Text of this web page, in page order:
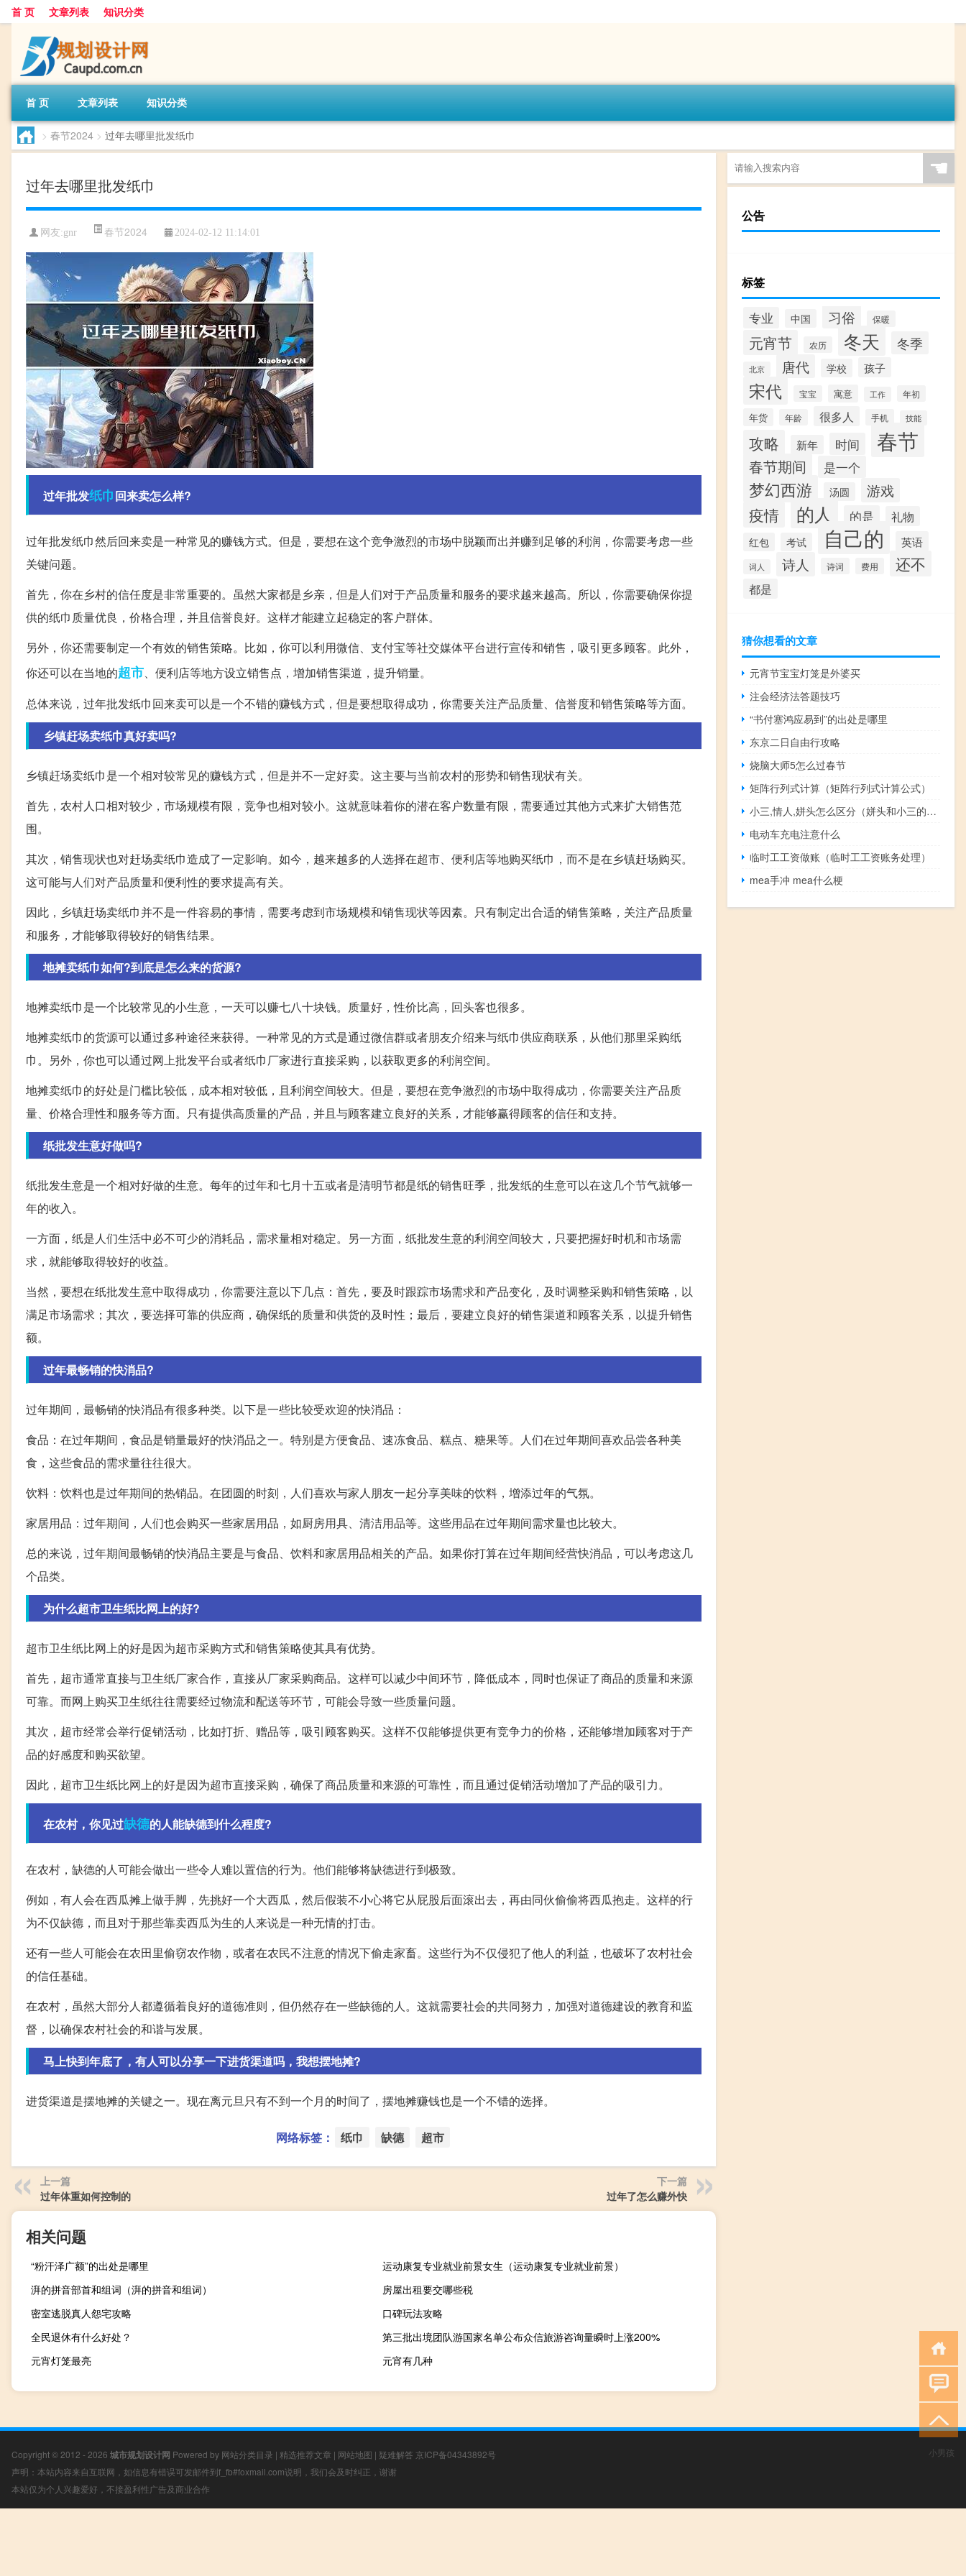
首 页 文章列表 知识分类
首 页 文章列表 知识分类
> 春节2024 > 过年去哪里批发纸巾
过年去哪里批发纸巾
网友:gnr 春节2024 2024-02-12 11:14:01
过年批发纸巾回来卖怎么样?
过年批发纸巾然后回来卖是一种常见的赚钱方式。但是，要想在这个竞争激烈的市场中脱颖而出并赚到足够的利润，你需要考虑一些
关键问题。
首先，你在乡村的信任度是非常重要的。虽然大家都是乡亲，但是人们对于产品质量和服务的要求越来越高。所以，你需要确保你提
供的纸巾质量优良，价格合理，并且信誉良好。这样才能建立起稳定的客户群体。
另外，你还需要制定一个有效的销售策略。比如，你可以利用微信、支付宝等社交媒体平台进行宣传和销售，吸引更多顾客。此外，
你还可以在当地的超市、便利店等地方设立销售点，增加销售渠道，提升销量。
总体来说，过年批发纸巾回来卖可以是一个不错的赚钱方式，但是要想取得成功，你需要关注产品质量、信誉度和销售策略等方面。
乡镇赶场卖纸巾真好卖吗?
乡镇赶场卖纸巾是一个相对较常见的赚钱方式，但是并不一定好卖。这主要与当前农村的形势和销售现状有关。
首先，农村人口相对较少，市场规模有限，竞争也相对较小。这就意味着你的潜在客户数量有限，需要通过其他方式来扩大销售范
围。
其次，销售现状也对赶场卖纸巾造成了一定影响。如今，越来越多的人选择在超市、便利店等地购买纸巾，而不是在乡镇赶场购买。
这可能与人们对产品质量和便利性的要求提高有关。
因此，乡镇赶场卖纸巾并不是一件容易的事情，需要考虑到市场规模和销售现状等因素。只有制定出合适的销售策略，关注产品质量
和服务，才能够取得较好的销售结果。
地摊卖纸巾如何?到底是怎么来的货源?
地摊卖纸巾是一个比较常见的小生意，一天可以赚七八十块钱。质量好，性价比高，回头客也很多。
地摊卖纸巾的货源可以通过多种途径来获得。一种常见的方式是通过微信群或者朋友介绍来与纸巾供应商联系，从他们那里采购纸
巾。另外，你也可以通过网上批发平台或者纸巾厂家进行直接采购，以获取更多的利润空间。
地摊卖纸巾的好处是门槛比较低，成本相对较低，且利润空间较大。但是，要想在竞争激烈的市场中取得成功，你需要关注产品质
量、价格合理性和服务等方面。只有提供高质量的产品，并且与顾客建立良好的关系，才能够赢得顾客的信任和支持。
纸批发生意好做吗?
纸批发生意是一个相对好做的生意。每年的过年和七月十五或者是清明节都是纸的销售旺季，批发纸的生意可以在这几个节气就够一
年的收入。
一方面，纸是人们生活中必不可少的消耗品，需求量相对稳定。另一方面，纸批发生意的利润空间较大，只要把握好时机和市场需
求，就能够取得较好的收益。
当然，要想在纸批发生意中取得成功，你需要注意以下几点：首先，要及时跟踪市场需求和产品变化，及时调整采购和销售策略，以
满足市场需求；其次，要选择可靠的供应商，确保纸的质量和供货的及时性；最后，要建立良好的销售渠道和顾客关系，以提升销售
额。
过年最畅销的快消品?
过年期间，最畅销的快消品有很多种类。以下是一些比较受欢迎的快消品：
食品：在过年期间，食品是销量最好的快消品之一。特别是方便食品、速冻食品、糕点、糖果等。人们在过年期间喜欢品尝各种美
食，这些食品的需求量往往很大。
饮料：饮料也是过年期间的热销品。在团圆的时刻，人们喜欢与家人朋友一起分享美味的饮料，增添过年的气氛。
家居用品：过年期间，人们也会购买一些家居用品，如厨房用具、清洁用品等。这些用品在过年期间需求量也比较大。
总的来说，过年期间最畅销的快消品主要是与食品、饮料和家居用品相关的产品。如果你打算在过年期间经营快消品，可以考虑这几
个品类。
为什么超市卫生纸比网上的好?
超市卫生纸比网上的好是因为超市采购方式和销售策略使其具有优势。
首先，超市通常直接与卫生纸厂家合作，直接从厂家采购商品。这样可以减少中间环节，降低成本，同时也保证了商品的质量和来源
可靠。而网上购买卫生纸往往需要经过物流和配送等环节，可能会导致一些质量问题。
其次，超市经常会举行促销活动，比如打折、赠品等，吸引顾客购买。这样不仅能够提供更有竞争力的价格，还能够增加顾客对于产
品的好感度和购买欲望。
因此，超市卫生纸比网上的好是因为超市直接采购，确保了商品质量和来源的可靠性，而且通过促销活动增加了产品的吸引力。
在农村，你见过缺德的人能缺德到什么程度?
在农村，缺德的人可能会做出一些令人难以置信的行为。他们能够将缺德进行到极致。
例如，有人会在西瓜摊上做手脚，先挑好一个大西瓜，然后假装不小心将它从屁股后面滚出去，再由同伙偷偷将西瓜抱走。这样的行
为不仅缺德，而且对于那些靠卖西瓜为生的人来说是一种无情的打击。
还有一些人可能会在农田里偷窃农作物，或者在农民不注意的情况下偷走家畜。这些行为不仅侵犯了他人的利益，也破坏了农村社会
的信任基础。
在农村，虽然大部分人都遵循着良好的道德准则，但仍然存在一些缺德的人。这就需要社会的共同努力，加强对道德建设的教育和监
督，以确保农村社会的和谐与发展。
马上快到年底了，有人可以分享一下进货渠道吗，我想摆地摊?
进货渠道是摆地摊的关键之一。现在离元旦只有不到一个月的时间了，摆地摊赚钱也是一个不错的选择。
网络标签： 纸巾 缺德 超市
上一篇
过年体重如何控制的
下一篇
过年了怎么赚外快
相关问题
“粉汗泽广额”的出处是哪里
运动康复专业就业前景女生（运动康复专业就业前景）
湃的拼音部首和组词（湃的拼音和组词）
房屋出租要交哪些税
密室逃脱真人怨宅攻略
口碑玩法攻略
全民退休有什么好处？
第三批出境团队游国家名单公布众信旅游咨询量瞬时上涨200%
元宵灯笼最亮
元宵有几种
☚
公告
标签
专业 中国 习俗 保暖
元宵节 农历 冬天 冬季
北京 唐代 学校 孩子
宋代 宝宝 寓意 工作 年初
年货 年龄 很多人 手机 技能
攻略 新年 时间 春节
春节期间 是一个
梦幻西游 汤圆 游戏
疫情 的人 的是 礼物
红包 考试 自己的 英语
词人 诗人 诗词 费用 还不
都是
猜你想看的文章
元宵节宝宝灯笼是外婆买
注会经济法答题技巧
“书付塞鸿应易到”的出处是哪里
东京二日自由行攻略
烧脑大师5怎么过春节
矩阵行列式计算（矩阵行列式计算公式）
小三,情人,姘头怎么区分（姘头和小三的区别）
电动车充电注意什么
临时工工资做账（临时工工资账务处理）
mea手冲 mea什么梗
Copyright © 2012 - 2026 城市规划设计网 Powered by 网站分类目录 | 精选推荐文章 | 网站地图 | 疑难解答 京ICP备04343892号
声明：本站内容来自互联网，如信息有错误可发邮件到f_fb#foxmail.com说明，我们会及时纠正，谢谢
本站仅为个人兴趣爱好，不接盈利性广告及商业合作
小男孩